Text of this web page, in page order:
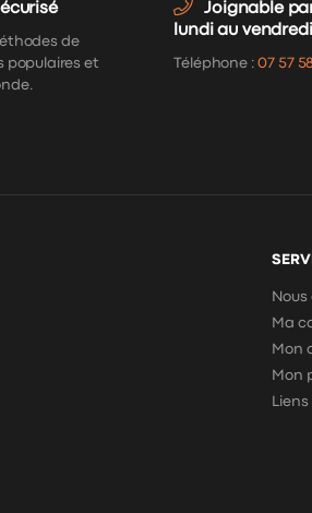
de
populaires et
Joignable
lundi au vendredi
Téléphone :07 57
Ma
Mon
Mon